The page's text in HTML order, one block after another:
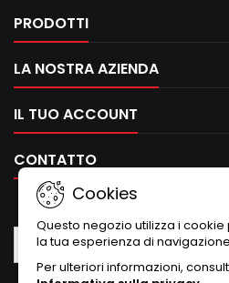
PRODOTTI
LA NOSTRA AZIENDA
IL TUO ACCOUNT
CONTATTO
Cookies
Questo negozio utilizza i
la tua esperienza di
Per ulteriori informazioni,